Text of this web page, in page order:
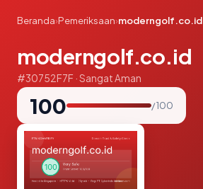
Beranda›Pemeriksaan›moderngolf.co.id
moderngolf.co.id
#30752F7F · Sangat Aman
100 / 100